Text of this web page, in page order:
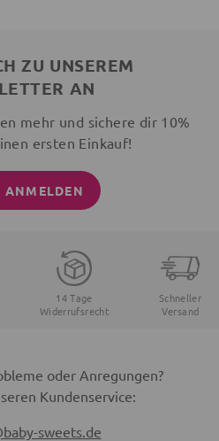
ZU UNSEREM
AN
mehr und sichere dir 10%
ersten Einkauf!
ANMELDEN
14 Tage
Widerrufsrecht
Schneller
Versand
oder Anregungen?
Kundenservice:
sweets.de